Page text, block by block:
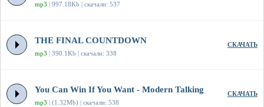
mp3 | 997.18Kb | скачали: 537
THE FINAL COUNTDOWN
mp3 | 390.1Kb | скачали: 338
СКАЧАТЬ
You Can Win If You Want - Modern Talking
mp3 | (1.32Mb) | скачали: 538
СКАЧАТЬ